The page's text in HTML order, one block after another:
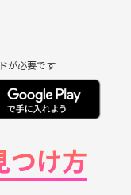
が必要です
つけ方